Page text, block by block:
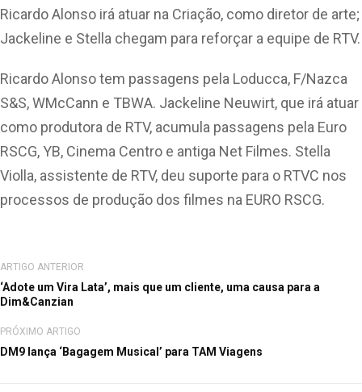
Ricardo Alonso irá atuar na Criação, como diretor de arte;
Jackeline e Stella chegam para reforçar a equipe de RTV.
Ricardo Alonso tem passagens pela Loducca, F/Nazca
S&S, WMcCann e TBWA. Jackeline Neuwirt, que irá atuar
como produtora de RTV, acumula passagens pela Euro
RSCG, YB, Cinema Centro e antiga Net Filmes. Stella
Violla, assistente de RTV, deu suporte para o RTVC nos
processos de produção dos filmes na EURO RSCG.
ARTIGO ANTERIOR
‘Adote um Vira Lata’, mais que um cliente, uma causa para a
Dim&Canzian
PRÓXIMO ARTIGO
DM9 lança ‘Bagagem Musical’ para TAM Viagens